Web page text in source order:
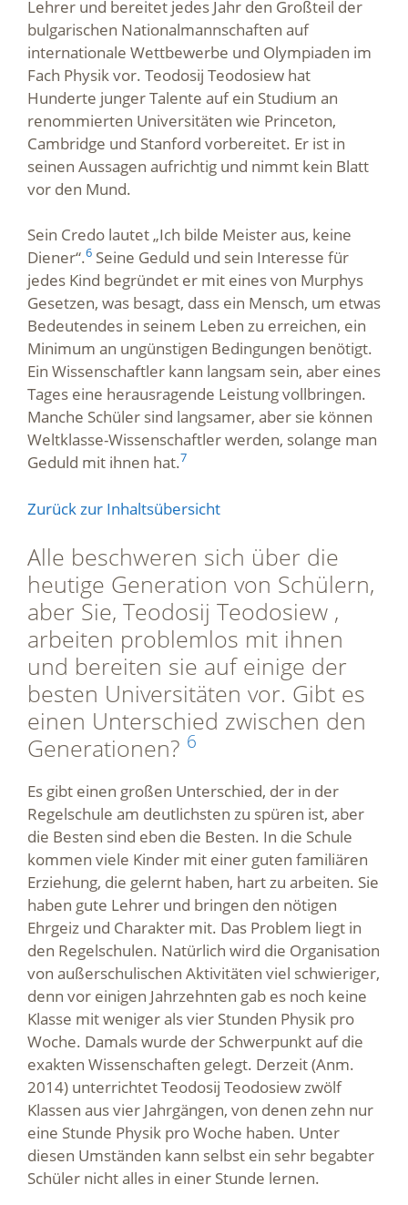
Lehrer und bereitet jedes Jahr den Großteil der
bulgarischen Nationalmannschaften auf
internationale Wettbewerbe und Olympiaden im
Fach Physik vor. Teodosij Teodosiew hat
Hunderte junger Talente auf ein Studium an
renommierten Universitäten wie Princeton,
Cambridge und Stanford vorbereitet. Er ist in
seinen Aussagen aufrichtig und nimmt kein Blatt
vor den Mund.
Sein Credo lautet „Ich bilde Meister aus, keine
Diener“.6 Seine Geduld und sein Interesse für
jedes Kind begründet er mit eines von Murphys
Gesetzen, was besagt, dass ein Mensch, um etwas
Bedeutendes in seinem Leben zu erreichen, ein
Minimum an ungünstigen Bedingungen benötigt.
Ein Wissenschaftler kann langsam sein, aber eines
Tages eine herausragende Leistung vollbringen.
Manche Schüler sind langsamer, aber sie können
Weltklasse-Wissenschaftler werden, solange man
Geduld mit ihnen hat.7
Zurück zur Inhaltsübersicht
Alle beschweren sich über die
heutige Generation von Schülern,
aber Sie, Teodosij Teodosiew ,
arbeiten problemlos mit ihnen
und bereiten sie auf einige der
besten Universitäten vor. Gibt es
einen Unterschied zwischen den
Generationen? 6
Es gibt einen großen Unterschied, der in der
Regelschule am deutlichsten zu spüren ist, aber
die Besten sind eben die Besten. In die Schule
kommen viele Kinder mit einer guten familiären
Erziehung, die gelernt haben, hart zu arbeiten. Sie
haben gute Lehrer und bringen den nötigen
Ehrgeiz und Charakter mit. Das Problem liegt in
den Regelschulen. Natürlich wird die Organisation
von außerschulischen Aktivitäten viel schwieriger,
denn vor einigen Jahrzehnten gab es noch keine
Klasse mit weniger als vier Stunden Physik pro
Woche. Damals wurde der Schwerpunkt auf die
exakten Wissenschaften gelegt. Derzeit (Anm.
2014) unterrichtet Teodosij Teodosiew zwölf
Klassen aus vier Jahrgängen, von denen zehn nur
eine Stunde Physik pro Woche haben. Unter
diesen Umständen kann selbst ein sehr begabter
Schüler nicht alles in einer Stunde lernen.